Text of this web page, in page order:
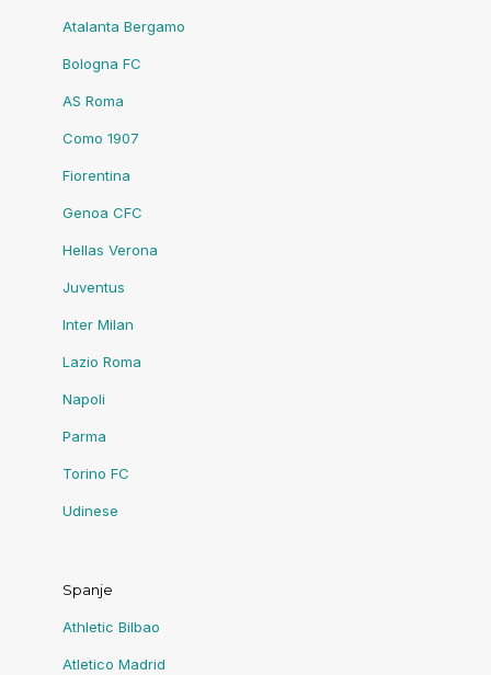
Atalanta Bergamo
Bologna FC
AS Roma
Como 1907
Fiorentina
Genoa CFC
Hellas Verona
Juventus
Inter Milan
Lazio Roma
Napoli
Parma
Torino FC
Udinese
Spanje
Athletic Bilbao
Atletico Madrid